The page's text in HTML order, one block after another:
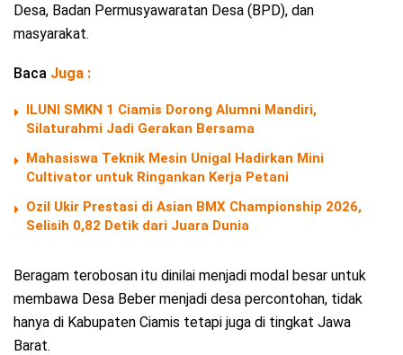
Desa, Badan Permusyawaratan Desa (BPD), dan
masyarakat.
Baca Juga :
ILUNI SMKN 1 Ciamis Dorong Alumni Mandiri,
Silaturahmi Jadi Gerakan Bersama
Mahasiswa Teknik Mesin Unigal Hadirkan Mini
Cultivator untuk Ringankan Kerja Petani
Ozil Ukir Prestasi di Asian BMX Championship 2026,
Selisih 0,82 Detik dari Juara Dunia
Beragam terobosan itu dinilai menjadi modal besar untuk
membawa Desa Beber menjadi desa percontohan, tidak
hanya di Kabupaten Ciamis tetapi juga di tingkat Jawa
Barat.